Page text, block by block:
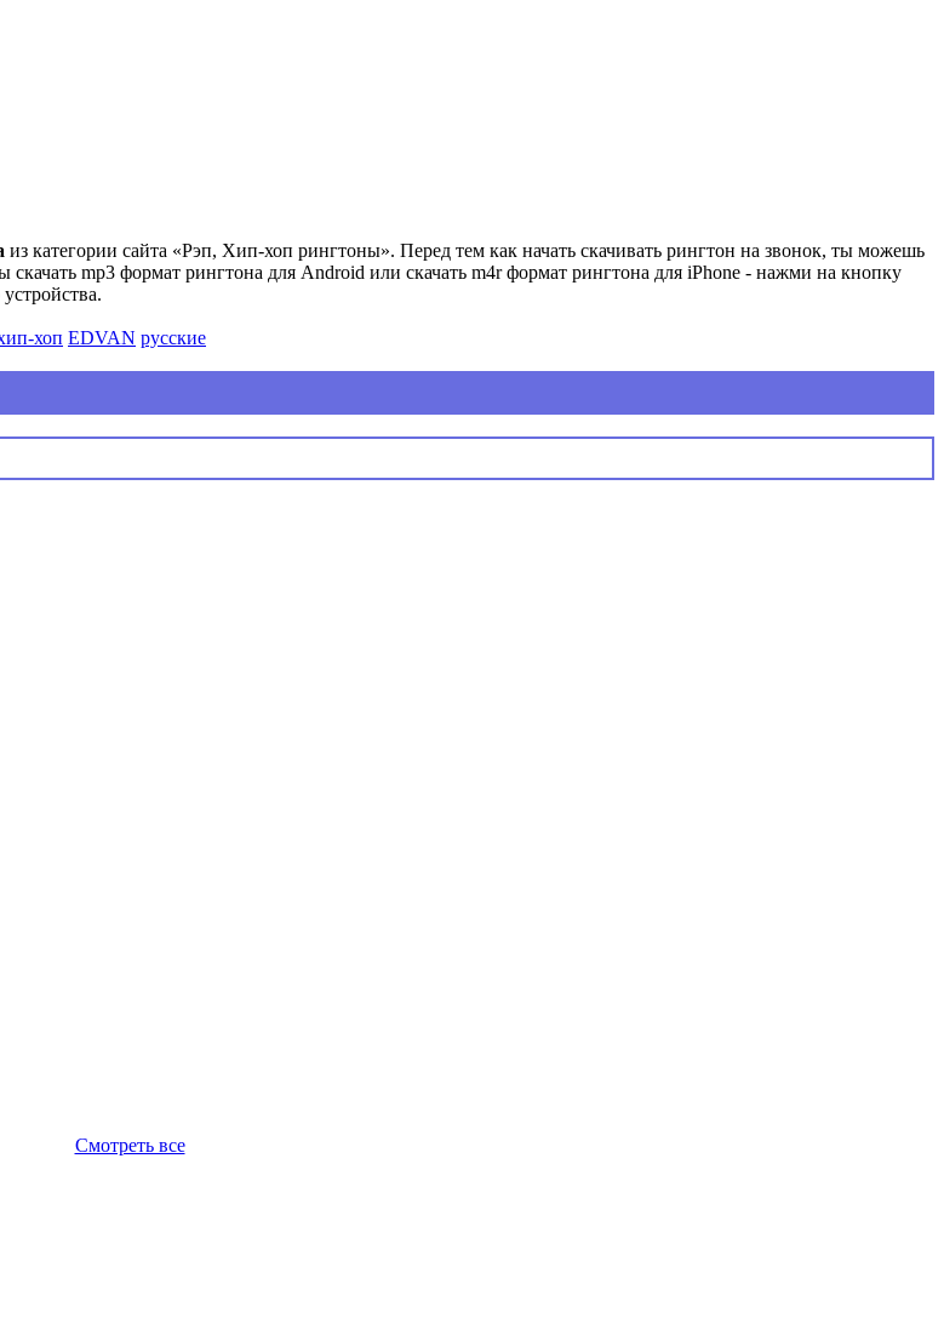
из категории сайта «Рэп, Хип-хоп рингтоны». Перед тем как начать скачивать рингтон на звонок, ты можешь
mp3 формат рингтона для Android или скачать m4r формат рингтона для iPhone - нажми на кнопку
хоп EDVAN русские
Смотреть все